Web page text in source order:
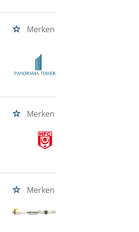
Merken
Merken
Merken